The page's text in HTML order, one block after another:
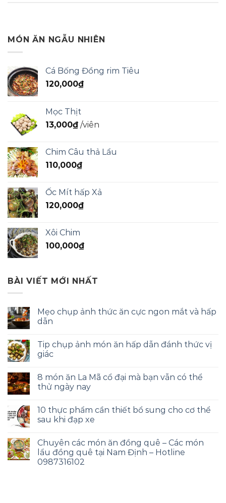
MÓN ĂN NGẪU NHIÊN
Cá Bống Đồng rim Tiêu
120,000₫
Mọc Thịt
13,000₫ /viên
Chim Câu thả Lẩu
110,000₫
Ốc Mít hấp Xả
120,000₫
Xôi Chim
100,000₫
BÀI VIẾT MỚI NHẤT
Mẹo chụp ảnh thức ăn cực ngon mắt và hấp
dẫn
Tip chụp ảnh món ăn hấp dẫn đánh thức vị
giác
8 món ăn La Mã cổ đại mà bạn vẫn có thể
thử ngày nay
10 thực phẩm cần thiết bổ sung cho cơ thể
sau khi đạp xe
Chuyên các món ăn đồng quê – Các món
lẩu đồng quê tại Nam Định – Hotline
0987316102